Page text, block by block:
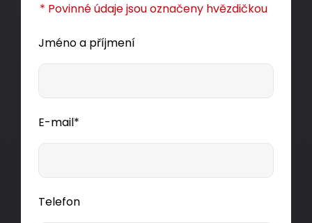
* Povinné údaje jsou označeny hvězdičkou
Jméno a příjmení
E-mail*
Telefon